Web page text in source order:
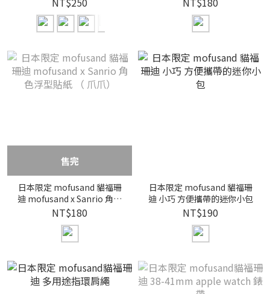
售完
日本限定 mofusand 貓福珊
迪 mofusand x Sanrio 角色
浮型貼紙 （ 爪爪）
NT$180
日本限定 mofusand 貓福珊
迪 小巧 方便攜帶的迷你小包
NT$190